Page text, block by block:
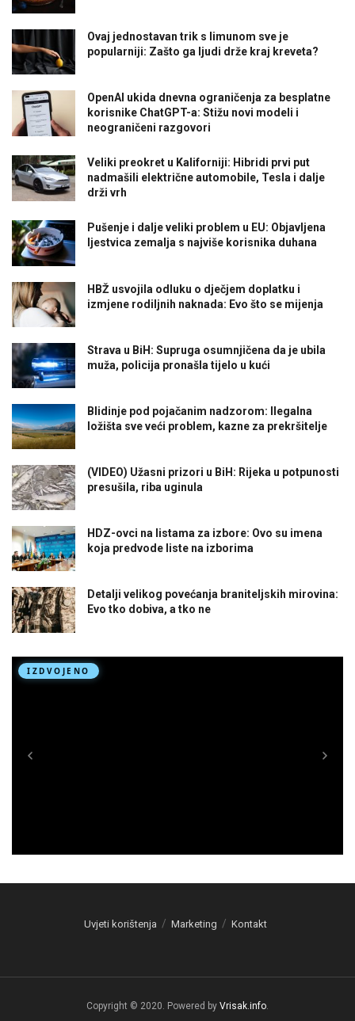
Ovaj jednostavan trik s limunom sve je
popularniji: Zašto ga ljudi drže kraj kreveta?
OpenAI ukida dnevna ograničenja za besplatne
korisnike ChatGPT-a: Stižu novi modeli i
neograničeni razgovori
Veliki preokret u Kaliforniji: Hibridi prvi put
nadmašili električne automobile, Tesla i dalje
drži vrh
Pušenje i dalje veliki problem u EU: Objavljena
ljestvica zemalja s najviše korisnika duhana
HBŽ usvojila odluku o dječjem doplatku i
izmjene rodiljnih naknada: Evo što se mijenja
Strava u BiH: Supruga osumnjičena da je ubila
muža, policija pronašla tijelo u kući
Blidinje pod pojačanim nadzorom: Ilegalna
ložišta sve veći problem, kazne za prekršitelje
(VIDEO) Užasni prizori u BiH: Rijeka u potpunosti
presušila, riba uginula
HDZ-ovci na listama za izbore: Ovo su imena
koja predvode liste na izborima
Detalji velikog povećanja braniteljskih mirovina:
Evo tko dobiva, a tko ne
Uvjeti korištenja Marketing Kontakt
Copyright © 2020. Powered by Vrisak.info